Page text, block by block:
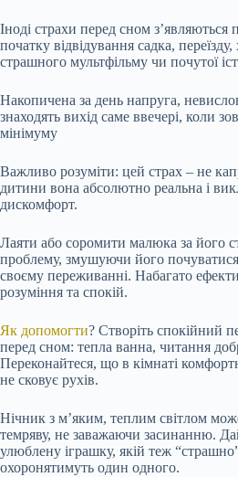
Іноді страхи перед сном з’являються
початку відвідування садка,
страшного мультфільму чи почутої
Накопичена за день напруга,
знаходять вихід саме ввечері, коли
мінімуму
Важливо розуміти: цей страх – не
дитини вона абсолютно реальна і
дискомфорт.
Лаяти або соромити малюка за його
проблему, змушуючи його
своєму переживанні. Набагато
розуміння та спокій.
Як допомогти? Створіть спокійний
перед сном: тепла ванна, читання
Переконайтеся, що в кімнаті
не сковує рухів.
Нічник з м’яким, теплим світлом
темряву, не заважаючи засинанню.
улюблену іграшку, якій теж
охоронятимуть один одного.